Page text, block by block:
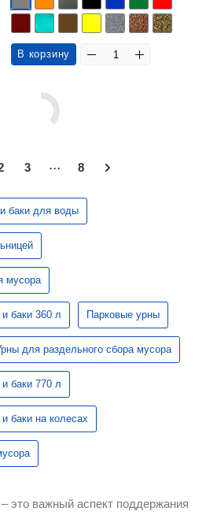
В корзину
3 ... 8
баки для воды
мусора
баки 360 л Парковые урны
для раздельного сбора мусора
баки 770 л
баки на колесах
это важный аспект поддержания